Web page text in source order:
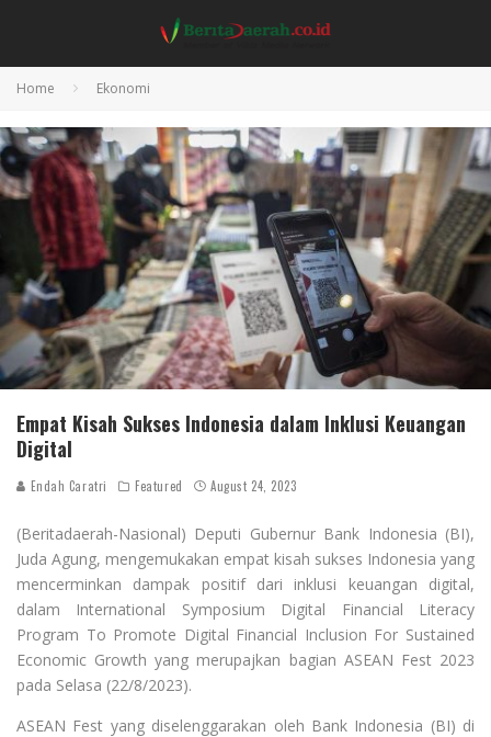
Home Ekonomi
Empat Kisah Sukses Indonesia dalam Inklusi Keuangan
Digital
Endah Caratri Featured August 24, 2023
(Beritadaerah-Nasional) Deputi Gubernur Bank Indonesia (BI),
Juda Agung, mengemukakan empat kisah sukses Indonesia yang
mencerminkan dampak positif dari inklusi keuangan digital,
dalam International Symposium Digital Financial Literacy
Program To Promote Digital Financial Inclusion For Sustained
Economic Growth yang merupajkan bagian ASEAN Fest 2023
pada Selasa (22/8/2023).
ASEAN Fest yang diselenggarakan oleh Bank Indonesia (BI) di